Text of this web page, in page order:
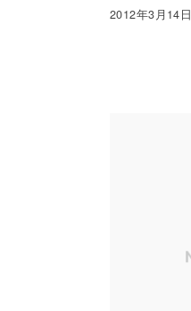
2012年3月14日